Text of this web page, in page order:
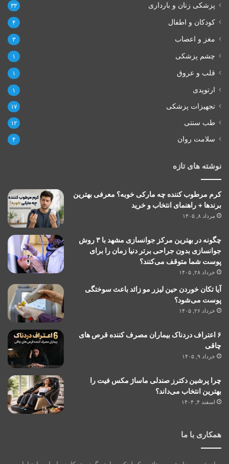
پزشکی زنان و بارداری ۳۳
کودکان و اطفال ۴
مغز و اعصاب ۳
چشم پزشکی ۱
قلب و عروق ۱
ارتوپدی ۱
تجهیزات پزشکی ۱۷
طب سنتی ۱۲
سلامت روان ۴
نوشته های تازه
کرم مرطوب کننده چه مارکی خوبه؟ معرفی بهترین
برندها + راهنمای انتخاب و خرید
مرداد ۸, ۱۴۰۵
چگونه در بهترین مرکز جوانسازی مشهد با ۳ روش
جوانسازی بدون جراحی برتر دنیا زمان را برای
پوست شما متوقف می‌کنند؟
خرداد ۲۸, ۱۴۰۵
آیا تکان خوردن حین لیزر مو زائد باعث سوختگی
پوست می‌شود؟
خرداد ۲۶, ۱۴۰۵
۶ اعتراف دردناک بیماران مصرف کننده قرص های
چاقی
خرداد ۹, ۱۴۰۵
چرا پرشین دکترز صندلی ماساژ مکس فیت را
بهترین انتخاب می‌داند؟
اسفند ۴, ۱۴۰۴
همکاری با ما